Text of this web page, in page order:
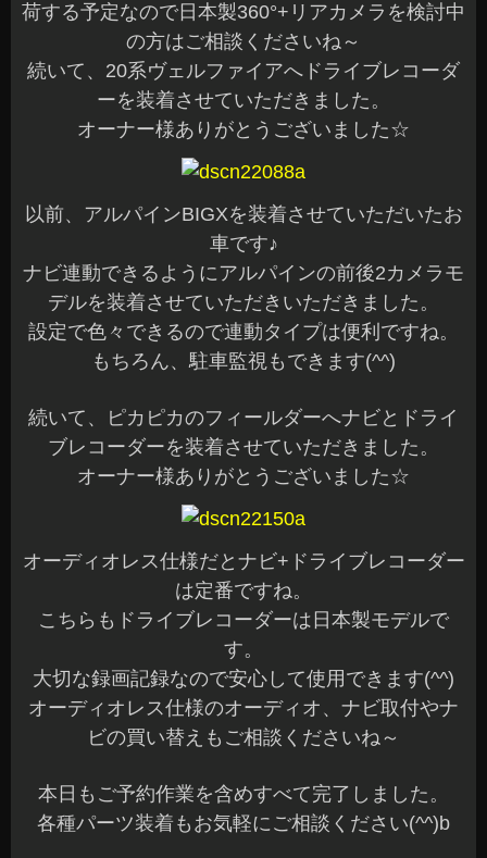
荷する予定なので日本製360°+リアカメラを検討中
の方はご相談くださいね～
続いて、20系ヴェルファイアへドライブレコーダ
ーを装着させていただきました。
オーナー様ありがとうございました☆
以前、アルパインBIGXを装着させていただいたお
車です♪
ナビ連動できるようにアルパインの前後2カメラモ
デルを装着させていただきいただきました。
設定で色々できるので連動タイプは便利ですね。
もちろん、駐車監視もできます(^^)
続いて、ピカピカのフィールダーへナビとドライ
ブレコーダーを装着させていただきました。
オーナー様ありがとうございました☆
オーディオレス仕様だとナビ+ドライブレコーダー
は定番ですね。
こちらもドライブレコーダーは日本製モデルで
す。
大切な録画記録なので安心して使用できます(^^)
オーディオレス仕様のオーディオ、ナビ取付やナ
ビの買い替えもご相談くださいね～
本日もご予約作業を含めすべて完了しました。
各種パーツ装着もお気軽にご相談ください(^^)b